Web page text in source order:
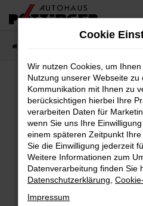
Zum
Fehler: Network
Beim Laden ist ein Fehler
Hier sind ein paar Tipps,
Überprüfe deine
Internetverbindung.
Laden andere
Suchmaschine?
Cookie
Wir nutzen Cookies, um
Nutzung unserer Webseite
Kommunikation mit Ihnen zu
berücksichtigen hierbei Ihre
verarbeiten Daten für
wenn Sie uns Ihre
einem späteren Zeitpunkt
Sie die Einwilligung jederzeit
Weitere Informationen zum
Datenverarbeitung finden Sie
Datenschutzerklärung
Impressum